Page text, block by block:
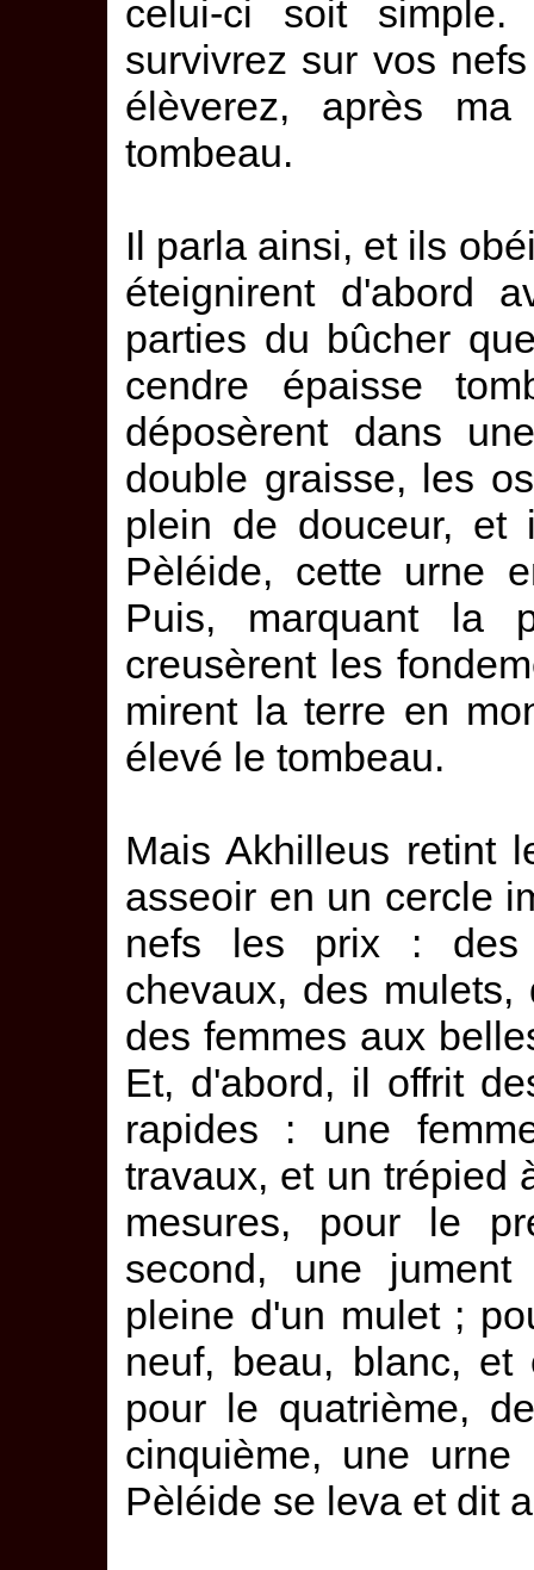
celui-ci soit simple.
survivrez sur vos
élèverez, après
tombeau.
Il parla ainsi, et ils
éteignirent d'abord
parties du bûcher
cendre épaisse
déposèrent dans
double graisse, les
plein de douceur, et
Pèléide, cette urne
Puis, marquant la
creusèrent les
mirent la terre en
élevé le tombeau.
Mais Akhilleus retint
asseoir en un cercle
nefs les prix : des
chevaux, des
des femmes aux
Et, d'abord, il offrit
rapides : une
travaux, et un trépied
mesures, pour le
second, une
pleine d'un mulet ;
neuf, beau, blanc, et
pour le quatrième,
cinquième, une
Pèléide se leva et dit